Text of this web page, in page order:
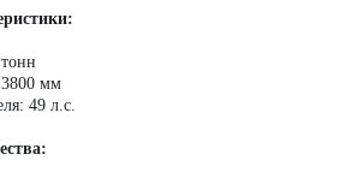
3800 мм
49 л.с.